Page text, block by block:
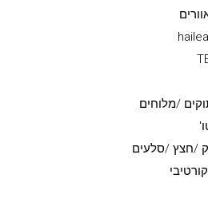
/מלוחים
/חצץ /סלעים